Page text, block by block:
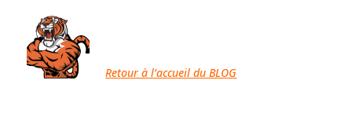
Retour à l’accueil du BLOG